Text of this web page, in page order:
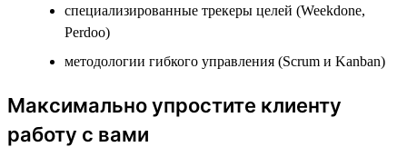
специализированные трекеры целей (Weekdone,
Perdoo)
методологии гибкого управления (Scrum и Kanban)
Максимально упростите клиенту
работу с вами